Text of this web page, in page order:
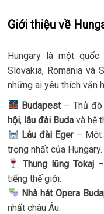
Giới thiệu về
Hungary là một
Slovakia, Romania và
những ai yêu thích văn
Budapest– Thủ đô
hội, lâu đài Buda và hệ
Lâu đài Eger– Một
trọng nhất của Hungary.
Thung lũng Tokaj
tiếng thế giới.
Nhà hát Opera
nhất châu Âu.